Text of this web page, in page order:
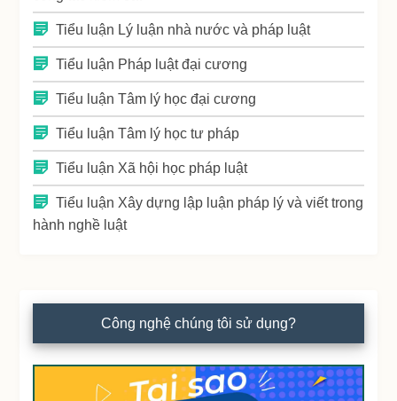
Tiểu luận Lý luận nhà nước và pháp luật
Tiểu luận Pháp luật đại cương
Tiểu luận Tâm lý học đại cương
Tiểu luận Tâm lý học tư pháp
Tiểu luận Xã hội học pháp luật
Tiểu luận Xây dựng lập luận pháp lý và viết trong
hành nghề luật
Công nghệ chúng tôi sử dụng?